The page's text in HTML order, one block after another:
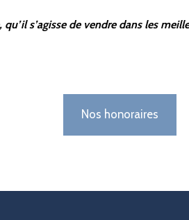
s’agisse de vendre dans les
Nos honoraires